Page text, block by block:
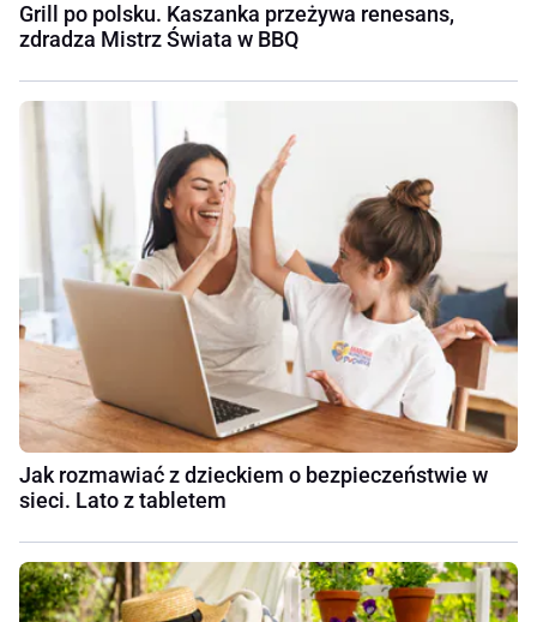
Grill po polsku. Kaszanka przeżywa renesans,
zdradza Mistrz Świata w BBQ
Jak rozmawiać z dzieckiem o bezpieczeństwie w
sieci. Lato z tabletem